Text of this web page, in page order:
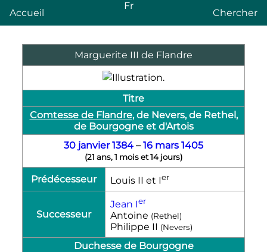
Accueil
Fr
Chercher
Marguerite III de Flandre
Titre
Comtesse de Flandre, de Nevers, de Rethel,
de Bourgogne et d'Artois
30 janvier 1384 –16 mars 1405
(21 ans, 1 mois et 14 jours)
Prédécesseur Louis II et Ier
Successeur
Jean Ier
Antoine (Rethel)
Philippe II (Nevers)
Duchesse de Bourgogne